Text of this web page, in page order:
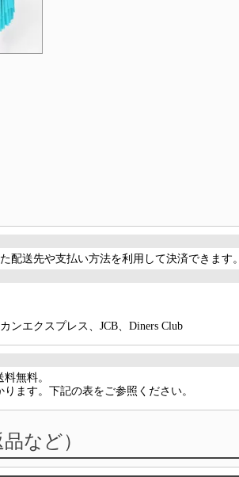
配送先や支払い方法を利用して決済できます。
ンエクスプレス、JCB、Diners Club
無料。
ます。下記の表をご参照ください。
など）